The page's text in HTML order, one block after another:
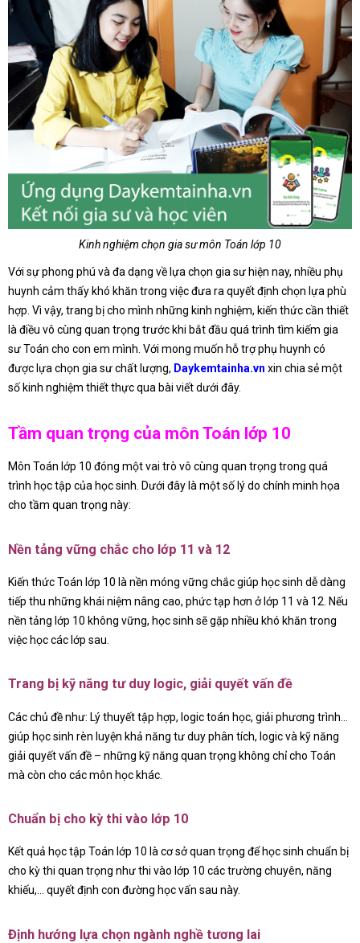
Kinh nghiệm chọn gia sư môn Toán lớp 10
Với sự phong phú và đa dạng về lựa chọn gia sư hiện nay, nhiều phụ
huynh cảm thấy khó khăn trong việc đưa ra quyết định chọn lựa phù
hợp. Vì vậy, trang bị cho mình những kinh nghiệm, kiến thức cần thiết
là điều vô cùng quan trọng trước khi bắt đầu quá trình tìm kiếm gia
sư Toán cho con em mình. Với mong muốn hỗ trợ phụ huynh có
được lựa chọn gia sư chất lượng, Daykemtainha.vn xin chia sẻ một
số kinh nghiệm thiết thực qua bài viết dưới đây.
Tầm quan trọng của môn Toán lớp 10
Môn Toán lớp 10 đóng một vai trò vô cùng quan trọng trong quá
trình học tập của học sinh. Dưới đây là một số lý do chính minh họa
cho tầm quan trọng này:
Nền tảng vững chắc cho lớp 11 và 12
Kiến thức Toán lớp 10 là nền móng vững chắc giúp học sinh dễ dàng
tiếp thu những khái niệm nâng cao, phức tạp hơn ở lớp 11 và 12. Nếu
nền tảng lớp 10 không vững, học sinh sẽ gặp nhiều khó khăn trong
việc học các lớp sau.
Trang bị kỹ năng tư duy logic, giải quyết vấn đề
Các chủ đề như: Lý thuyết tập hợp, logic toán học, giải phương trình…
giúp học sinh rèn luyện khả năng tư duy phân tích, logic và kỹ năng
giải quyết vấn đề – những kỹ năng quan trọng không chỉ cho Toán
mà còn cho các môn học khác.
Chuẩn bị cho kỳ thi vào lớp 10
Kết quả học tập Toán lớp 10 là cơ sở quan trọng để học sinh chuẩn bị
cho kỳ thi quan trọng như thi vào lớp 10 các trường chuyên, năng
khiếu,… quyết định con đường học vấn sau này.
Định hướng lựa chọn ngành nghề tương lai